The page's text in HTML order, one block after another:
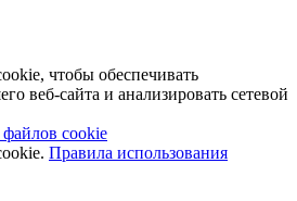
чтобы обеспечивать
веб-сайта и анализировать сетевой
cookie
Правила использования